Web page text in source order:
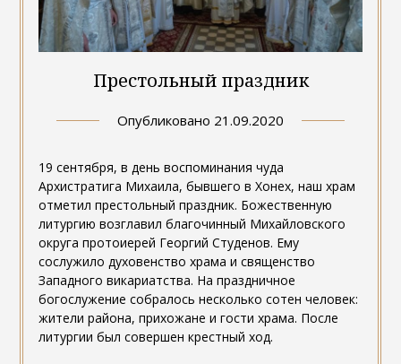
Престольный праздник
Опубликовано 21.09.2020
19 сентября, в день воспоминания чуда
Архистратига Михаила, бывшего в Хонех, наш храм
отметил престольный праздник. Божественную
литургию возглавил благочинный Михайловского
округа протоиерей Георгий Студенов. Ему
сослужило духовенство храма и священство
Западного викариатства. На праздничное
богослужение собралось несколько сотен человек:
жители района, прихожане и гости храма. После
литургии был совершен крестный ход.